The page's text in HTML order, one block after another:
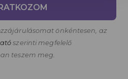
önkéntesen, az
szerinti megfelelő
teszem meg.